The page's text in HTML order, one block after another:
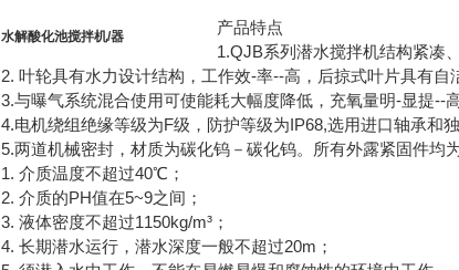
水解酸化池搅拌机/器
产品特点
1.QJB系列潜水搅拌机结构紧凑
2. 叶轮具有水力设计结构，工作效-率--高，后掠式叶片具有自
3.与曝气系统混合使用可使能耗大幅度降低，充氧量明-显提--
4.电机绕组绝缘等级为F级，防护等级为IP68,选用进口轴承和
5.两道机械密封，材质为碳化钨－碳化钨。所有外露紧固件均
1. 介质温度不超过40℃；
2. 介质的PH值在5~9之间；
3. 液体密度不超过1150kg/m³；
4. 长期潜水运行，潜水深度一般不超过20m；